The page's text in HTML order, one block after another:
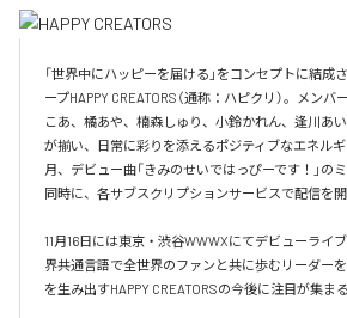
「世界中にハッピーを届ける」をコンセプトに結成
ープHAPPY CREATORS（通称：ハピクリ）。メン
こあ、橘あや、楠森しゅり、小鈴かれん、逢川あ
が揃い、日常に彩りを添えるポジティブなエネル
月、デビュー曲「きみのせいではっぴーです！」の
同時に、各サブスクリプションサービスで配信を開
11月16日には東京・渋谷WWWXにてデビューライ
界共通言語で全世界のファンと共に歩むリーダー
を生み出すHAPPY CREATORSの今後に注目が集まる